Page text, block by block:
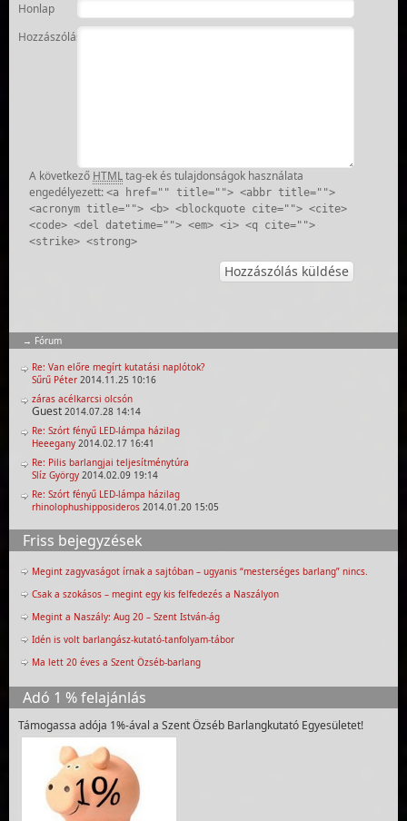
Honlap
Hozzászólás
A következő HTMLtag-ek és tulajdonságok használata
engedélyezett: <a href="" title=""> <abbr title="">
<acronym title=""> <b> <blockquote cite=""> <cite>
<code> <del datetime=""> <em> <i> <q cite="">
<strike> <strong>
Fórum
Re: Van előre megírt kutatási naplótok?
Sűrű Péter 2014.11.25 10:16
záras acélkarcsi olcsón
Guest 2014.07.28 14:14
Re: Szórt fényű LED-lámpa házilag
Heeegany 2014.02.17 16:41
Re: Pilis barlangjai teljesítménytúra
Slíz György 2014.02.09 19:14
Re: Szórt fényű LED-lámpa házilag
rhinolophushipposideros 2014.01.20 15:05
Friss bejegyzések
Megint zagyvaságot írnak a sajtóban – ugyanis “mesterséges barlang” nincs.
Csak a szokásos – megint egy kis felfedezés a Naszályon
Megint a Naszály: Aug 20 – Szent István-ág
Idén is volt barlangász-kutató-tanfolyam-tábor
Ma lett 20 éves a Szent Özséb-barlang
Adó 1 % felajánlás
Támogassa adója 1%-ával a Szent Özséb Barlangkutató Egyesületet!